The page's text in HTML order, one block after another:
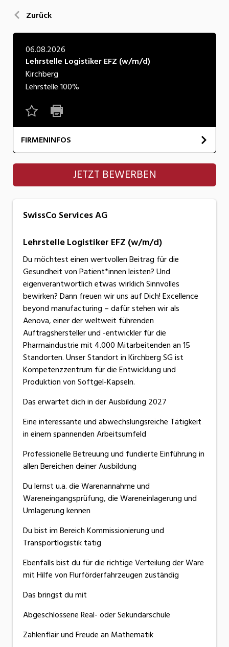
Kultur
Natur
Verkehr/Logistik
Wirtschaft/Verwaltung
Zurück
06.08.2026
Lehrstelle Logistiker EFZ (w/m/d)
Kirchberg
Lehrstelle100%
FIRMENINFOS
SwissCo Services AG
JETZT BEWERBEN
SwissCo Services AG
Lehrstelle Logistiker EFZ (w/m/d)
Du möchtest einen wertvollen Beitrag für die
Gesundheit von Patient*innen leisten? Und
eigenverantwortlich etwas wirklich Sinnvolles
bewirken? Dann freuen wir uns auf Dich! Excellence
beyond manufacturing – dafür stehen wir als
Aenova, einer der weltweit führenden
Auftragshersteller und -entwickler für die
Pharmaindustrie mit 4.000 Mitarbeitenden an 15
Standorten. Unser Standort in Kirchberg SG ist
Kompetenzzentrum für die Entwicklung und
Produktion von Softgel-Kapseln.
Das erwartet dich in der Ausbildung 2027
Eine interessante und abwechslungsreiche Tätigkeit
in einem spannenden Arbeitsumfeld
Professionelle Betreuung und fundierte Einführung in
allen Bereichen deiner Ausbildung
Du lernst u.a. die Warenannahme und
Wareneingangsprüfung, die Wareneinlagerung und
Umlagerung kennen
Du bist im Bereich Kommissionierung und
Transportlogistik tätig
Ebenfalls bist du für die richtige Verteilung der Ware
mit Hilfe von Flurförderfahrzeugen zuständig
Das bringst du mit
Abgeschlossene Real- oder Sekundarschule
Zahlenflair und Freude an Mathematik